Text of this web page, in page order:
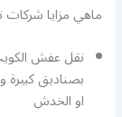
ماهي مزايا شركات
نقل عفش
بصناديق
او الخدش